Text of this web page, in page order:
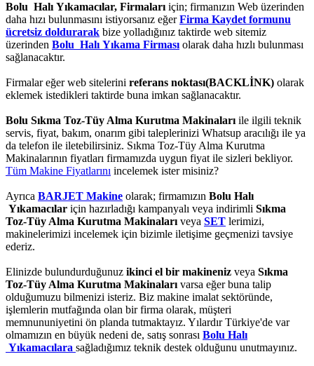
Bolu Halı Yıkamacılar, Firmalarıiçin; firmanızın Web üzerinden
daha hızı bulunmasını istiyorsanız eğerFirma Kaydet formunu
ücretsiz doldurarak bize yolladığınız taktirde web sitemiz
üzerinden Bolu Halı Yıkama Firmasıolarak daha hızlı bulunması
sağlanacaktır.
Firmalar eğer web sitelerini referans noktası(BACKLİNK) olarak
eklemek istedikleri taktirde buna imkan sağlanacaktır.
Bolu Sıkma Toz-Tüy Alma Kurutma Makinalarıile ilgili teknik
servis, fiyat, bakım, onarım gibi taleplerinizi Whatsup aracılığı ile ya
da telefon ile iletebilirsiniz. Sıkma Toz-Tüy Alma Kurutma
Makinalarının fiyatları firmamızda uygun fiyat ile sizleri bekliyor.
Tüm Makine Fiyatlarını incelemek ister misiniz?
Ayrıca BARJET Makine olarak; firmamızın Bolu Halı
Yıkamacılar için hazırladığı kampanyalı veya indirimli Sıkma
Toz-Tüy Alma Kurutma Makinalarıveya SET lerimizi,
makinelerimizi incelemek için bizimle iletişime geçmenizi tavsiye
ederiz.
Elinizde bulundurduğunuz ikinci el bir makineniz veya Sıkma
Toz-Tüy Alma Kurutma Makinalarıvarsa eğer buna talip
olduğumuzu bilmenizi isteriz. Biz makine imalat sektöründe,
işlemlerin mutfağında olan bir firma olarak, müşteri
memnununiyetini ön planda tutmaktayız. Yılardır Türkiye'de var
olmamızın en büyük nedeni de, satış sonrası Bolu Halı
Yıkamacılara sağladığımız teknik destek olduğunu unutmayınız.